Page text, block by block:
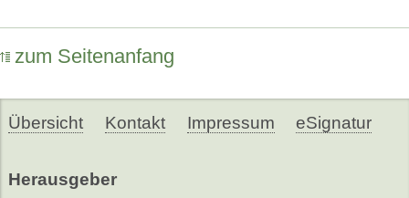
zum Seitenanfang
Übersicht Kontakt Impressum eSignatur
Herausgeber